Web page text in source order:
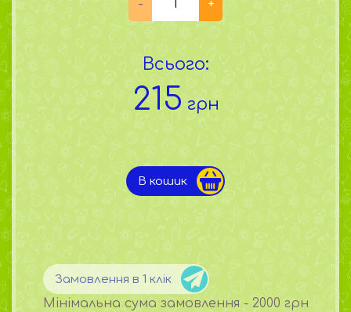
Всього:
215грн
В кошик
Замовлення в 1 клік
Мінімальна сума замовлення - 2000 грн